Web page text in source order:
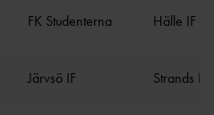
FK Studenterna Hälle IF
Järvsö IF Strands IF